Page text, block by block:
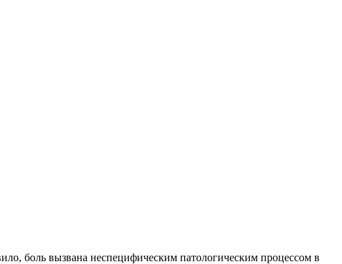
боль вызвана неспецифическим патологическим процессом в